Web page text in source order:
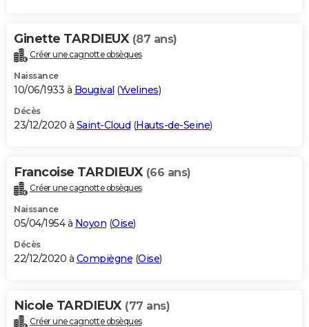
Ginette TARDIEUX (87 ans)
Créer une cagnotte obsèques
Naissance
10/06/1933 à Bougival (Yvelines)
Décès
23/12/2020 à Saint-Cloud (Hauts-de-Seine)
Francoise TARDIEUX (66 ans)
Créer une cagnotte obsèques
Naissance
05/04/1954 à Noyon (Oise)
Décès
22/12/2020 à Compiègne (Oise)
Nicole TARDIEUX (77 ans)
Créer une cagnotte obsèques